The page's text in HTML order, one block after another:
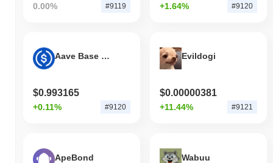
0.00% #9119 +1.64% #9120
Aave Base USDC
$0.993165
+0.11% #9120
Evildogi
$0.00000381
+11.44% #9121
ApeBond Wabuu